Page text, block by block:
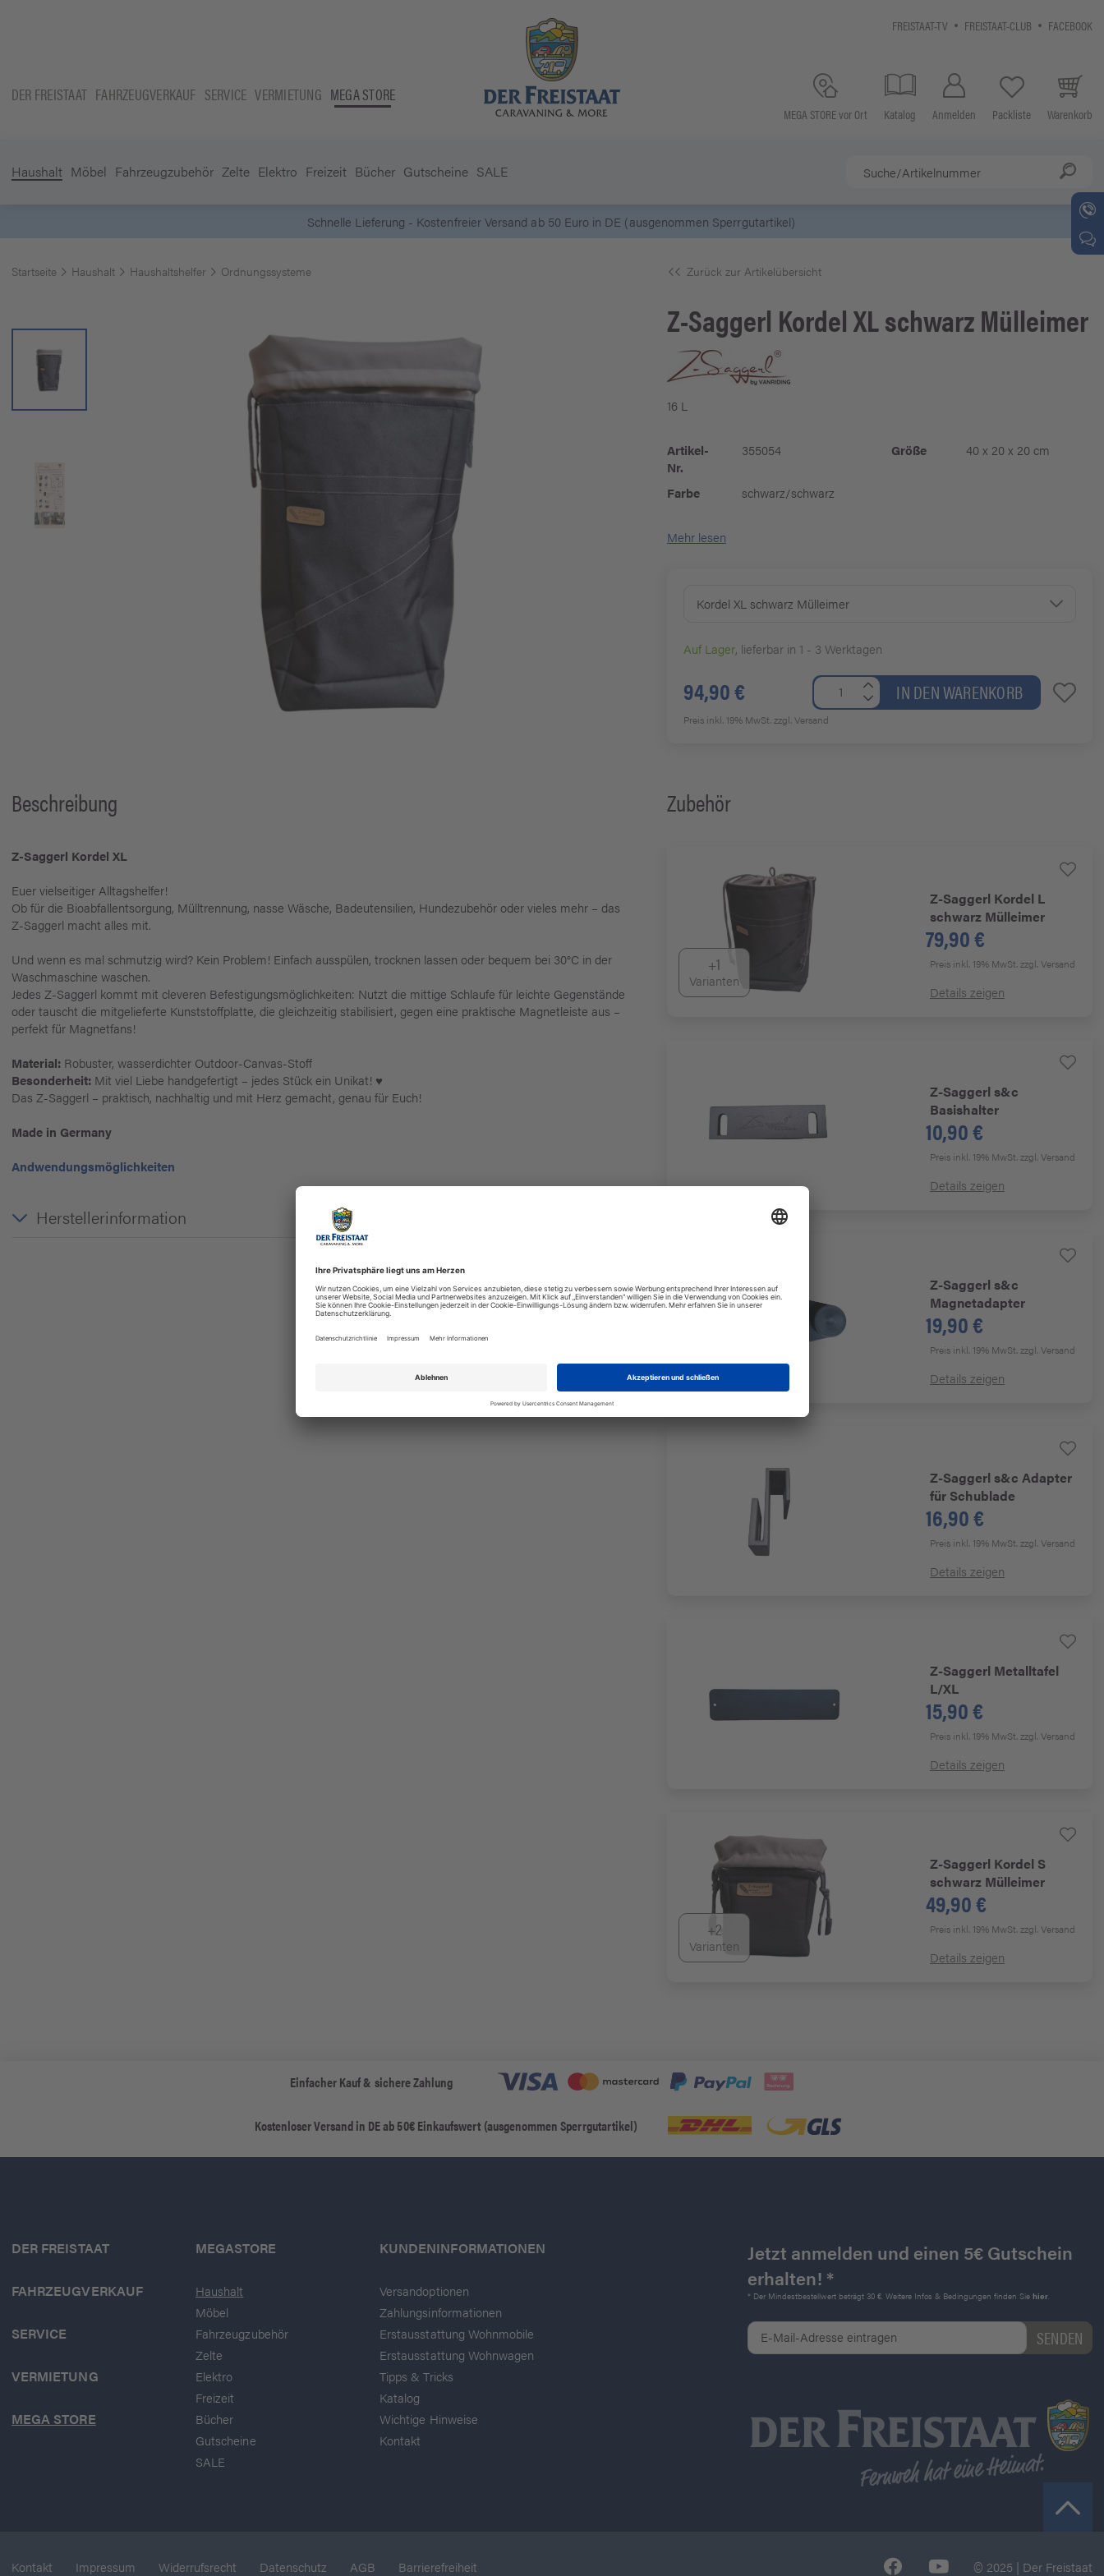
FREISTAAT-TV FREISTAAT-CLUB FACEBOOK
DER FREISTAAT FAHRZEUGVERKAUF SERVICE VERMIETUNG MEGA STORE
MEGA STORE vor Ort Katalog Anmelden Packliste Warenkorb
Haushalt Möbel Fahrzeugzubehör Zelte Elektro Freizeit Bücher Gutscheine SALE
5 Euro Gutschein* bei Newsletter-Anmeldung
Startseite Haushalt Haushaltshelfer Ordnungssysteme Zurück zur Artikelübersicht
Z-Saggerl Kordel XL schwarz Mülleimer
16 L
Artikel-
Nr.
355054 Größe 40 x 20 x 20 cm
Farbe schwarz/schwarz
Mehr lesen
Kordel XL schwarz Mülleimer
Auf Lager, lieferbar in 1 - 3 Werktagen
94,90 € IN DEN WARENKORB
Preis inkl. 19% MwSt.zzgl. Versand
Beschreibung
Z-Saggerl Kordel XL
Euer vielseitiger Alltagshelfer!
Ob für die Bioabfallentsorgung, Mülltrennung, nasse Wäsche, Badeutensilien, Hundezubehör oder vieles mehr – das
Z-Saggerl macht alles mit.
Und wenn es mal schmutzig wird? Kein Problem! Einfach ausspülen, trocknen lassen oder bequem bei 30°C in der
Waschmaschine waschen.
Jedes Z-Saggerl kommt mit cleveren Befestigungsmöglichkeiten: Nutzt die mittige Schlaufe für leichte Gegenstände
oder tauscht die mitgelieferte Kunststoffplatte, die gleichzeitig stabilisiert, gegen eine praktische Magnetleiste aus –
perfekt für Magnetfans!
Material: Robuster, wasserdichter Outdoor-Canvas-Stoff
Besonderheit: Mit viel Liebe handgefertigt – jedes Stück ein Unikat! ♥️
Das Z-Saggerl – praktisch, nachhaltig und mit Herz gemacht, genau für Euch!
Made in Germany
Andwendungsmöglichkeiten
Herstellerinformation
Zubehör
+1
Varianten
Z-Saggerl Kordel L
schwarz Mülleimer
79,90 €
Preis inkl. 19% MwSt.zzgl. Versand
Details zeigen
Z-Saggerl s&c
Basishalter
10,90 €
Preis inkl. 19% MwSt.zzgl. Versand
Details zeigen
Z-Saggerl s&c
Magnetadapter
19,90 €
Preis inkl. 19% MwSt.zzgl. Versand
Details zeigen
Z-Saggerl s&c Adapter
für Schublade
16,90 €
Preis inkl. 19% MwSt.zzgl. Versand
Details zeigen
Z-Saggerl Metalltafel
L/XL
15,90 €
Preis inkl. 19% MwSt.zzgl. Versand
Details zeigen
+2
Varianten
Z-Saggerl Kordel S
schwarz Mülleimer
49,90 €
Preis inkl. 19% MwSt.zzgl. Versand
Details zeigen
Einfacher Kauf & sichere Zahlung
Kostenloser Versand in DE ab 50€ Einkaufswert (ausgenommen Sperrgutartikel)
DER FREISTAAT
FAHRZEUGVERKAUF
SERVICE
VERMIETUNG
MEGA STORE
MEGASTORE
Haushalt
Möbel
Fahrzeugzubehör
Zelte
Elektro
Freizeit
Bücher
Gutscheine
SALE
KUNDENINFORMATIONEN
Versandoptionen
Zahlungsinformationen
Erstausstattung Wohnmobile
Erstausstattung Wohnwagen
Tipps & Tricks
Katalog
Wichtige Hinweise
Kontakt
Jetzt anmelden und einen 5€ Gutschein
erhalten! *
* Der Mindestbestellwert beträgt 30 €. Weitere Infos & Bedingungen finden Sie hier
Kontakt Impressum Widerrufsrecht Datenschutz AGB Barrierefreiheit © 2025 | Der Freistaat